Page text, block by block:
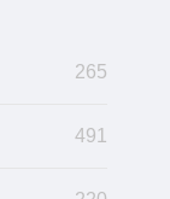
265
491